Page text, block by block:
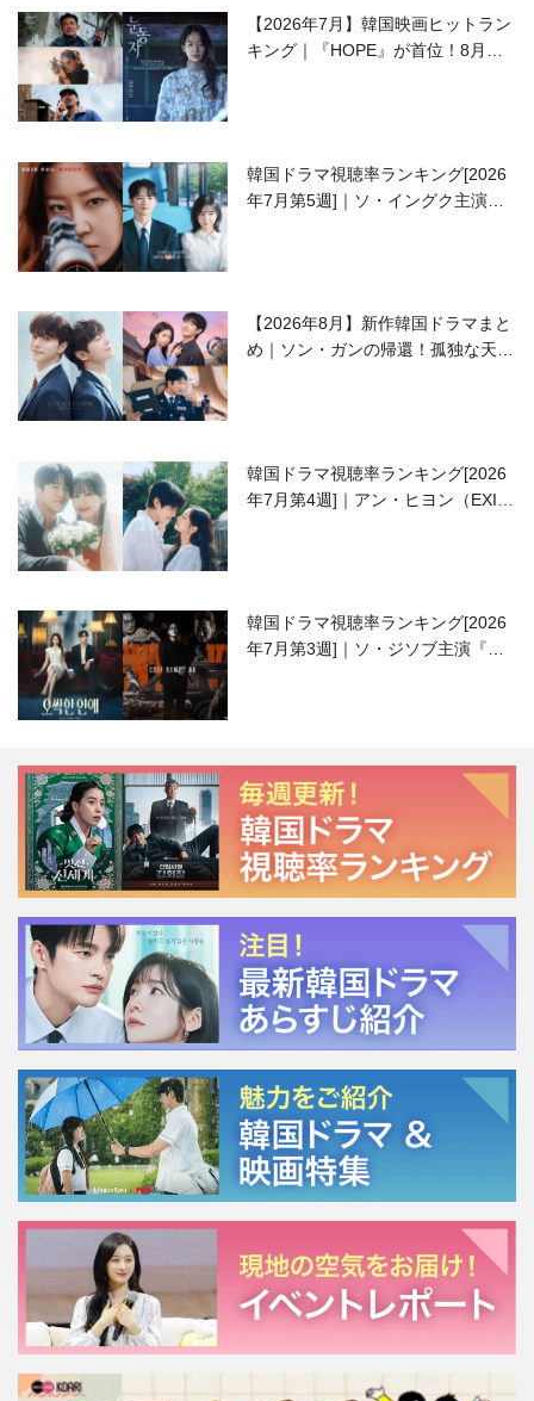
【2026年7月】韓国映画ヒットラン
キング｜『HOPE』が首位！8月公
韓国ドラマ視聴率ランキング[2026
年7月第5週]｜ソ・イングク主演の
【2026年8月】新作韓国ドラマまと
め｜ソン・ガンの帰還！孤独な天才
韓国ドラマ視聴率ランキング[2026
年7月第4週]｜アン・ヒヨン（EXID
韓国ドラマ視聴率ランキング[2026
年7月第3週]｜ソ・ジソブ主演『エ